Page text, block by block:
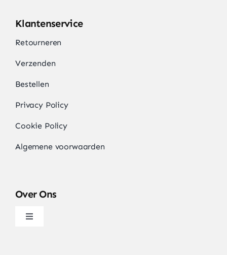
Klantenservice
Retourneren
Verzenden
Bestellen
Privacy Policy
Cookie Policy
Algemene voorwaarden
Over Ons
Navigatie